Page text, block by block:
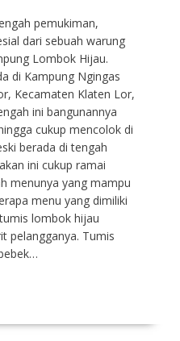
pemukiman,
dari sebuah warung
Lombok Hijau.
di Kampung Ngingas
Kecamaten Klaten Lor,
ini bangunannya
cukup mencolok di
berada di tengah
ini cukup ramai
menunya yang mampu
menu yang dimiliki
lombok hijau
pelangganya. Tumis